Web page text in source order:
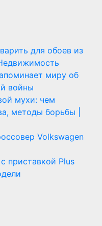
для обоев из
миру об
войны
мухи: чем
методы борьбы |
Volkswagen
приставкой Plus